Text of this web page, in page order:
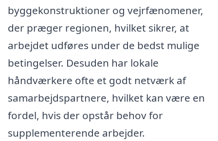
byggekonstruktioner og vejrfænomener,
der præger regionen, hvilket sikrer, at
arbejdet udføres under de bedst mulige
betingelser. Desuden har lokale
håndværkere ofte et godt netværk af
samarbejdspartnere, hvilket kan være en
fordel, hvis der opstår behov for
supplementerende arbejder.